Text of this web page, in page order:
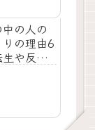
の人の
の理由6
や反射